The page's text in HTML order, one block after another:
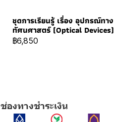
ชุดการเรียนรู้ เรื่อง อุปกรณ์ทาง
ทัศนศาสตร์ (Optical Devices)
฿6,850
ช่องทางชำระเงิน